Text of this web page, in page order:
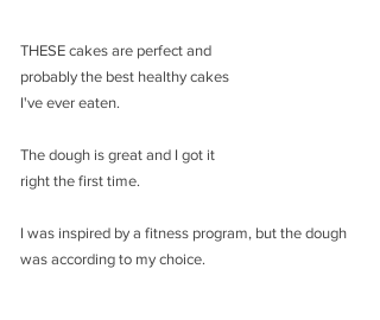
THESE cakes are perfect and
probably the best healthy cakes
I've ever eaten.
The dough is great and I got it
right the first time.
I was inspired by a fitness program, but the dough
was according to my choice.